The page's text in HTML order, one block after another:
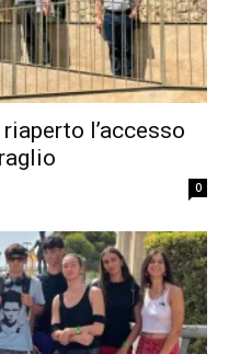
l’accesso
0